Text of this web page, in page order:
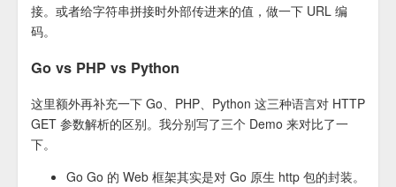
接。或者给字符串拼接时外部传进来的值，做一下 URL 编
码。
Go vs PHP vs Python
这里额外再补充一下 Go、PHP、Python 这三种语言对 HTTP
GET 参数解析的区别。我分别写了三个 Demo 来对比了一
下。
Go Go 的 Web 框架其实是对 Go 原生 http 包的封装。